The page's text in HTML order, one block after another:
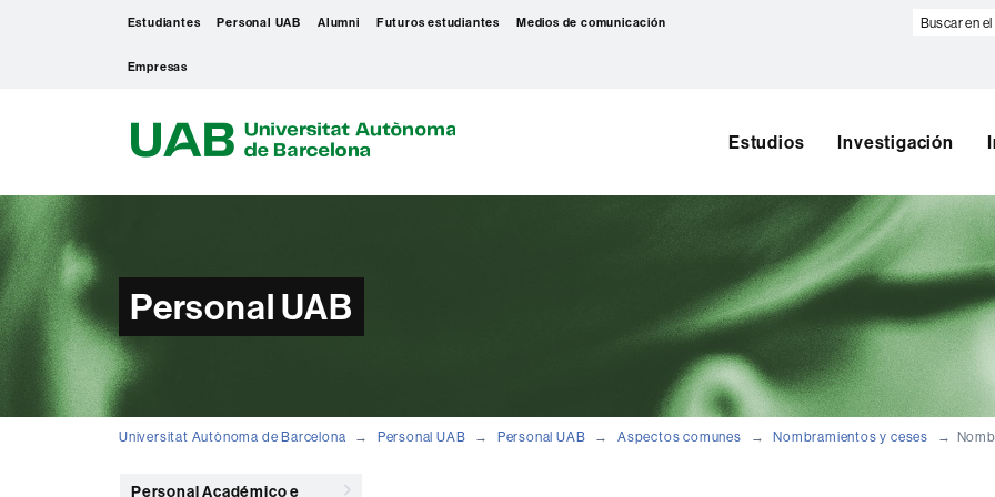
Estudiantes Personal UAB Alumni Futuros estudiantes Medios de comunicación
Empresas
Buscar
A
Estudios Investigación
Personal UAB
Universitat Autònoma de Barcelona Personal UAB Personal UAB Aspectos comunes Nombramientos y ceses
Personal Académico e